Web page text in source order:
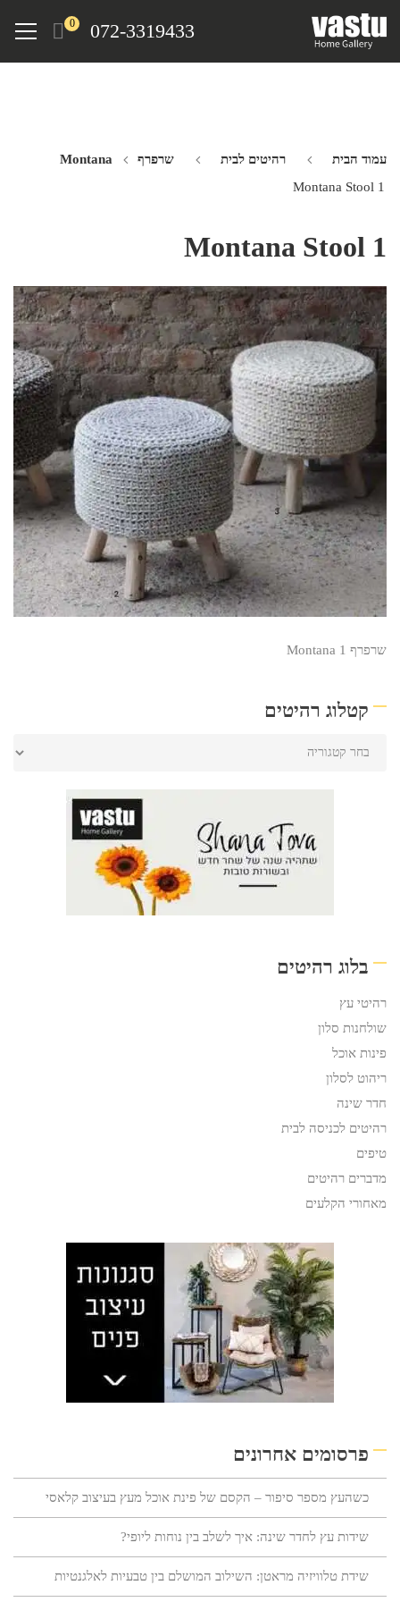
072-3319433
0
Menu
עמוד הבית רהיטים לבית
שרפרף Montana
Montana Stool 1
Montana Stool 1
שרפרף Montana 1
קטלוג רהיטים
בלוג רהיטים
רהיטי עץ
שולחנות סלון
פינות אוכל
ריהוט לסלון
חדר שינה
רהיטים לכניסה לבית
טיפים
מדברים רהיטים
מאחורי הקלעים
פרסומים אחרונים
כשהעץ מספר סיפור – הקסם של פינת אוכל מעץ בעיצוב קלאסי
שידות עץ לחדר שינה: איך לשלב בין נוחות ליופי?
שידת טלוויזיה מראטן: השילוב המושלם בין טבעיות לאלגנטיות